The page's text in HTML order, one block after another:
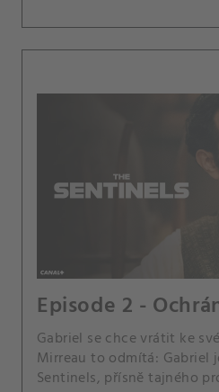
Episode 2 -
Gabriel se chce vrátit ke
Mirreau to odmítá: Gabriel
Sentinels, přísně tajného